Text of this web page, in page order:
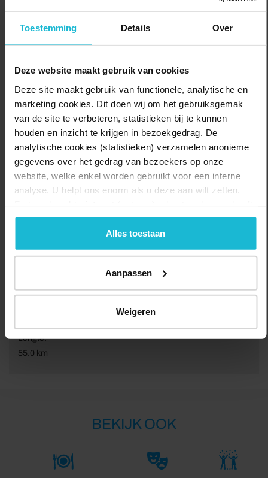
Toestemming Details Over
Deze website maakt gebruik van cookies
Deze site maakt gebruik van functionele, analytische en
marketing cookies. Dit doen wij om het gebruiksgemak
van de site te verbeteren, statistieken bij te kunnen
houden en inzicht te krijgen in bezoekgedrag. De
analytische cookies (statistieken) verzamelen anonieme
gegevens over het gedrag van bezoekers op onze
website, welke enkel worden gebruikt voor een interne
analyse. U helpt ons enorm als u deze aan wilt zetten.
geen commerciële doelstelling. U kunt deze cookies via
de knoppen accepteren, beheren of weigeren.
Alles toestaan
Aanpassen
Weigeren
Naar de route
Lengte:
55.0 km
BEKIJK OOK